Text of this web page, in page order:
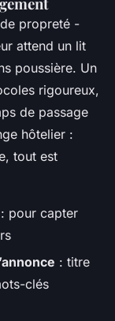
de propreté -
attend un lit
poussière. Un
rigoureux,
de passage
hôtelier :
tout est
: pour capter
: titre
clés